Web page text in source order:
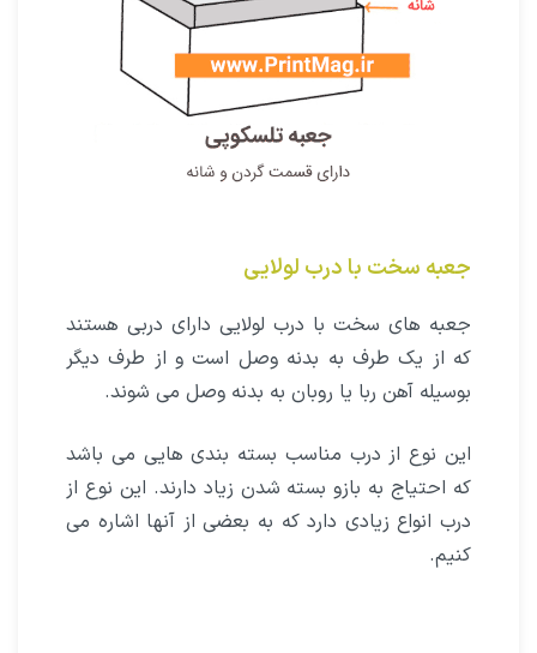
جعبه سخت با درب لولایی
جعبه های سخت با درب لولایی دارای دربی هستند
که از یک طرف به بدنه وصل است و از طرف دیگر
بوسیله آهن ربا یا روبان به بدنه وصل می شوند.
این نوع از درب مناسب بسته بندی هایی می باشد
که احتیاج به بازو بسته شدن زیاد دارند. این نوع از
درب انواع زیادی دارد که به بعضی از آنها اشاره می
کنیم.